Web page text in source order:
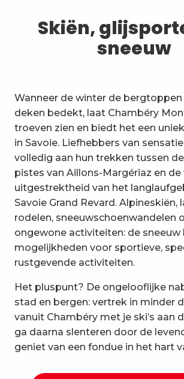
1 Skiën, glijsporten en
Wandelpaden en
4 Wielrennen
5 Mountainbiken in de
6
Andere activiteiten in
natuur
7
en erfgoed
8 Wijngaarden
9 Indooractiviteiten
10 Ontspanning en
Skiën,
sneeuw
Wanneer de winter de
deken bedekt, laat Chambéry
troeven zien en biedt het een
in Savoie. Liefhebbers van
volledig aan hun trekken tussen
pistes van Aillons-Margériaz en
uitgestrektheid van het
Savoie Grand Revard. Alpineskiën,
rodelen, sneeuwschoenwandelen
ongewone activiteiten: de sneeuw
mogelijkheden voor sportieve,
rustgevende activiteiten.
Het pluspunt? De ongelooflijke
stad en bergen: vertrek in minder
vanuit Chambéry met je ski’s aan
ga daarna slenteren door de
geniet van een fondue in het hart